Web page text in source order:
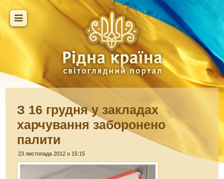
З 16 грудня у закладах
харчування заборонено
палити
23 листопада 2012 о 15:15